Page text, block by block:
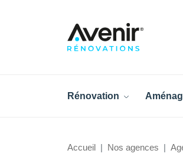
Rénovation
Accueil Nos agences